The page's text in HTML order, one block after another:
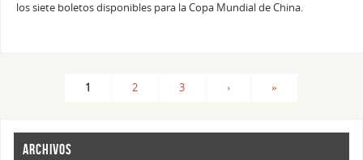
los siete boletos disponibles para la Copa Mundial de China.
1 2 3 › »
ARCHIVOS